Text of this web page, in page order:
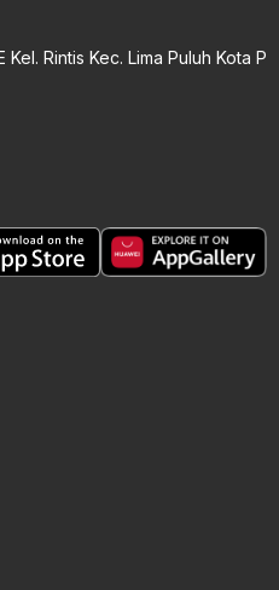
Rintis Kec. Lima Puluh Kota P